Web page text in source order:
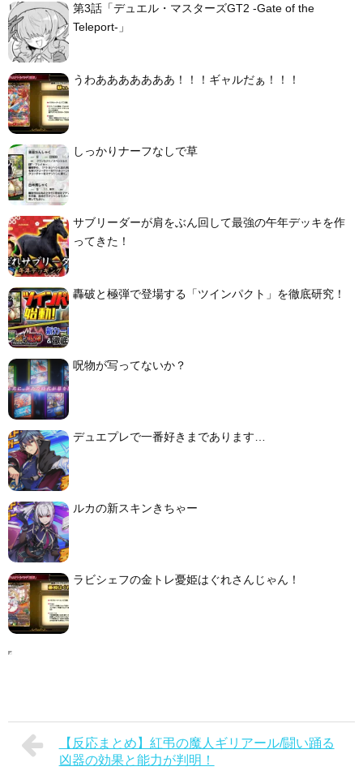
第3話「デュエル・マスターズGT2 -Gate of the
Teleport-」
うわあああああああ！！！ギャルだぁ！！！
しっかりナーフなしで草
サブリーダーが肩をぶん回して最強の午年デッキを作
ってきた！
轟破と極弾で登場する「ツインパクト」を徹底研究！
呪物が写ってないか？
デュエプレで一番好きまであります…
ルカの新スキンきちゃー
ラビシェフの金トレ憂姫はぐれさんじゃん！
【反応まとめ】紅弔の魔人ギリアール/闘い踊る
凶器の効果と能力が判明！